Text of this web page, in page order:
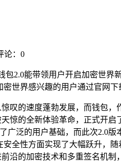
论：0
包2.0能带领用户开启加密世
世界感兴趣的用户通过官网下
叹的速度蓬勃发展，而钱包
惊的全新体验革命，正式开
泛的用户基础，而此次2.0
全性方面实现了大幅跃升，
沿的加密技术和多重签名机